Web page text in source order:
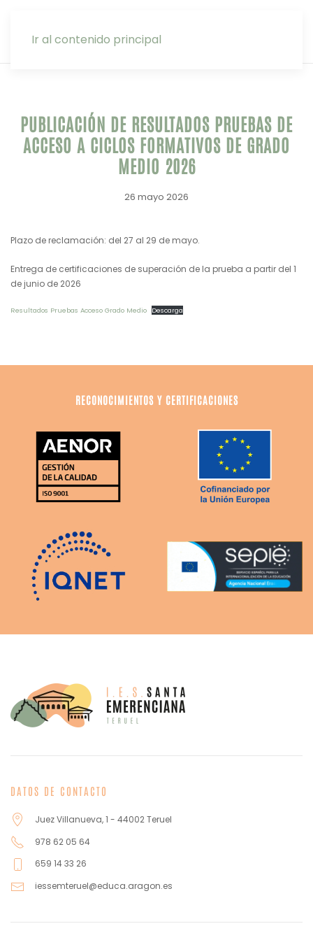
Ir al contenido principal
PUBLICACIÓN DE RESULTADOS PRUEBAS DE
ACCESO A CICLOS FORMATIVOS DE GRADO
MEDIO 2026
26 mayo 2026
Plazo de reclamación: del 27 al 29 de mayo.
Entrega de certificaciones de superación de la prueba a partir del 1
de junio de 2026
Resultados Pruebas Acceso Grado Medio Descarga
RECONOCIMIENTOS Y CERTIFICACIONES
DATOS DE CONTACTO
Juez Villanueva, 1 - 44002 Teruel
978 62 05 64
659 14 33 26
iessemteruel@educa.aragon.es